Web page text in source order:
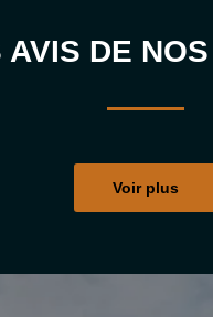
AVIS DE
Voir plus